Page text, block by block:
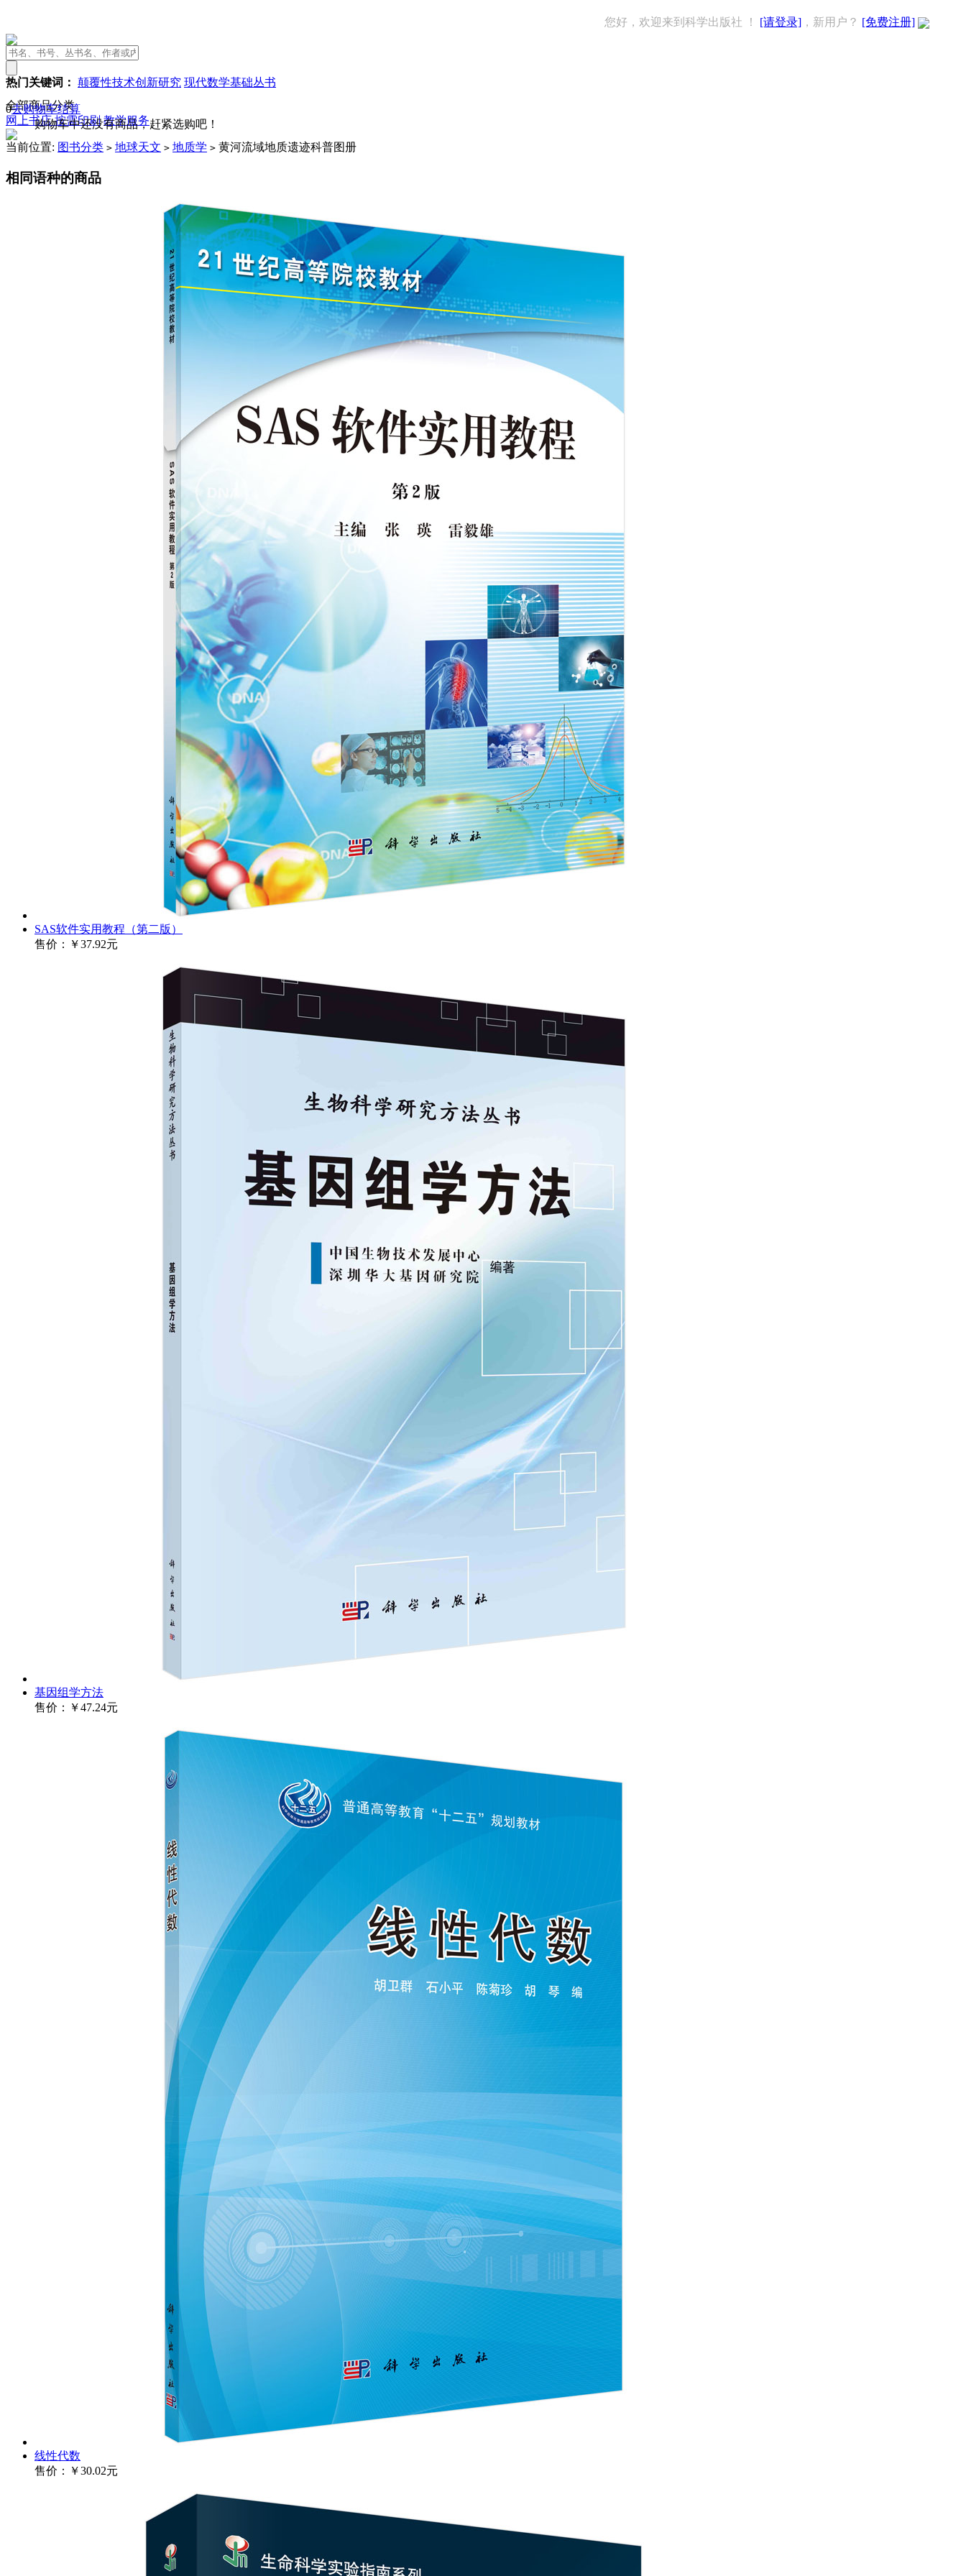
您好，欢迎来到科学出版社 ！ [请登录] ，新用户？ [免费注册]
热门关键词： 颠覆性技术创新研究 现代数学基础丛书
0去购物车结算
购物车中还没有商品，赶紧选购吧！
全部商品分类
网上书店按需印刷 教学服务
当前位置: 图书分类 > 地球天文 > 地质学 > 黄河流域地质遗迹科普图册
相同语种的商品
SAS软件实用教程（第二版）
售价：
￥37.92元
基因组学方法
售价：
￥47.24元
线性代数
售价：
￥30.02元